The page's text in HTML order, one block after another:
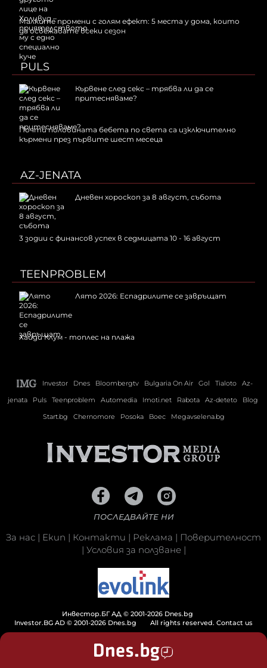
Малките промени с голям ефект: 5 места у дома, които
да освежавате всеки сезон
PULS
Кървене след секс – трябва ли да се
притесняваме?
Почти половината бебета по света са изключително
кърмени през първите шест месеца
AZ-JENATA
Дневен хороскоп за 8 август, събота
3 зодии с финансов успех в седмицата 10 - 16 август
TEENPROBLEM
Лято 2026: Еспадрилите се завръщат
Хайди Клум - топлес на плажа
Investor Dnes Bloombergtv Bulgaria On Air Gol Tialoto
Az-
jenata
Puls Teenproblem Automedia Imoti.net Rabota Az-deteto
Blog
Start.bg
Chernomore Posoka Boec Megavselena.bg
ПОСЛЕДВАЙТЕ НИ
За нас | Екип | Контакти | Реклама | Поверителност
| Условия за ползване|
Инвестор.БГ АД © 2001-2026 Dnes.bg
Investor.BG AD © 2001-2026 Dnes.bg
All rights reserved. Contact us